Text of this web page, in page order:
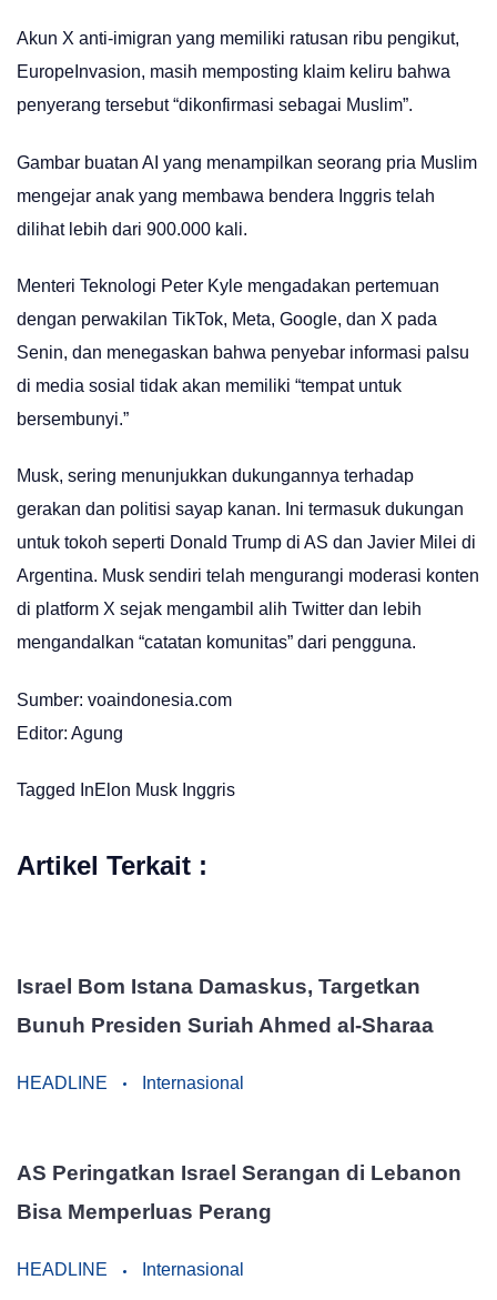
Akun X anti-imigran yang memiliki ratusan ribu pengikut,
EuropeInvasion, masih memposting klaim keliru bahwa
penyerang tersebut “dikonfirmasi sebagai Muslim”.
Gambar buatan AI yang menampilkan seorang pria Muslim
mengejar anak yang membawa bendera Inggris telah
dilihat lebih dari 900.000 kali.
Menteri Teknologi Peter Kyle mengadakan pertemuan
dengan perwakilan TikTok, Meta, Google, dan X pada
Senin, dan menegaskan bahwa penyebar informasi palsu
di media sosial tidak akan memiliki “tempat untuk
bersembunyi.”
Musk, sering menunjukkan dukungannya terhadap
gerakan dan politisi sayap kanan. Ini termasuk dukungan
untuk tokoh seperti Donald Trump di AS dan Javier Milei di
Argentina. Musk sendiri telah mengurangi moderasi konten
di platform X sejak mengambil alih Twitter dan lebih
mengandalkan “catatan komunitas” dari pengguna.
Sumber: voaindonesia.com
Editor: Agung
Tagged InElon Musk Inggris
Artikel Terkait :
Israel Bom Istana Damaskus, Targetkan
Bunuh Presiden Suriah Ahmed al-Sharaa
HEADLINE Internasional
AS Peringatkan Israel Serangan di Lebanon
Bisa Memperluas Perang
HEADLINE Internasional